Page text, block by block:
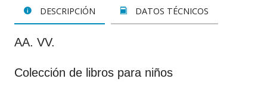
DESCRIPCIÓN DATOS TÉCNICOS
AA. VV.
Colección de libros para niños